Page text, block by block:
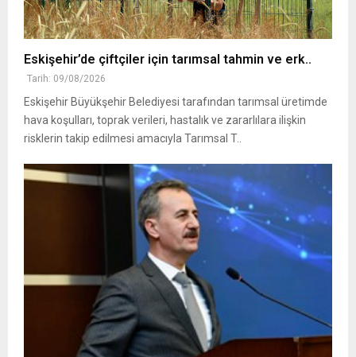
Eskişehir’de çiftçiler için tarımsal tahmin ve erk..
Tarih: 09/08/2026
Eskişehir Büyükşehir Belediyesi tarafından tarımsal üretimde
hava koşulları, toprak verileri, hastalık ve zararlılara ilişkin
risklerin takip edilmesi amacıyla Tarımsal T..